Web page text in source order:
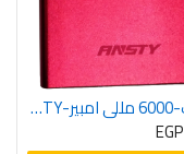
باور بانك-6000 مللي امبير-ANASTY
EGP